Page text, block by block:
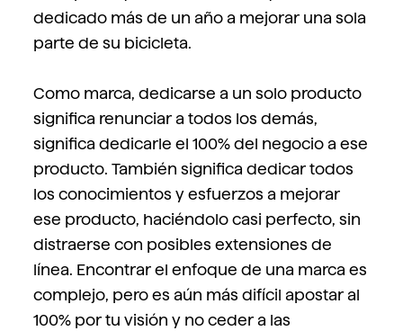
dedicado más de un año a mejorar una sola
parte de su bicicleta.
Como marca, dedicarse a un solo producto
significa renunciar a todos los demás,
significa dedicarle el 100% del negocio a ese
producto. También significa dedicar todos
los conocimientos y esfuerzos a mejorar
ese producto, haciéndolo casi perfecto, sin
distraerse con posibles extensiones de
línea. Encontrar el enfoque de una marca es
complejo, pero es aún más difícil apostar al
100% por tu visión y no ceder a las